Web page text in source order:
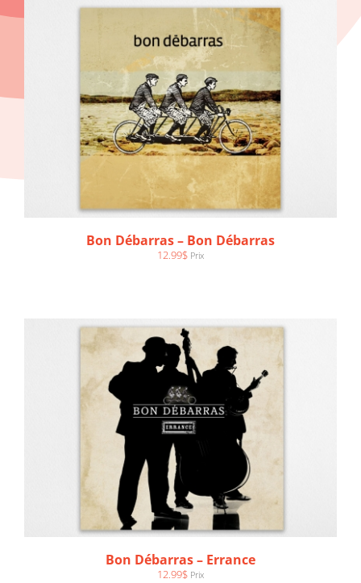
Bon Débarras – Bon Débarras
12.99$ Prix
AJOUTER AU PANIER / DÉTAILS
Bon Débarras – Errance
12.99$ Prix
AJOUTER AU PANIER / DÉTAILS